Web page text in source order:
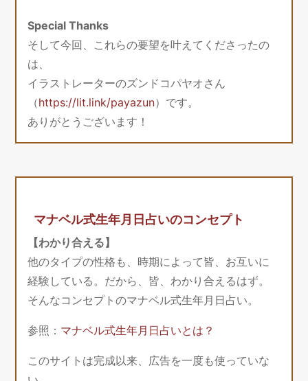
Special Thanks
そして今回、これらの要望を叶えてくださったの
は、
イラストレーターのズンドコパヤオさん
（https://lit.link/payazun）です。
ありがとうございます！
マナベル式生年月日占いのコンセプト
【わかり合える】
他のタイプの性格も、時期によって皆、お互いに
経験している。だから、皆、わかり合えるはず。
そんなコンセプトのマナベル式生年月日占い。
参照： マナベル式生年月日占いとは？
このサイトは完成以来、広告を一度も使っていな